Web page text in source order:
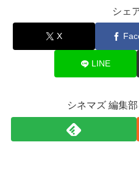
シェ
X
LINE
シネマズ 編集